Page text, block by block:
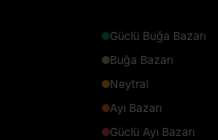
Güclü Buğa Bazarı
Buğa Bazarı
Neytral
Ayı Bazarı
Güclü Ayı Bazarı